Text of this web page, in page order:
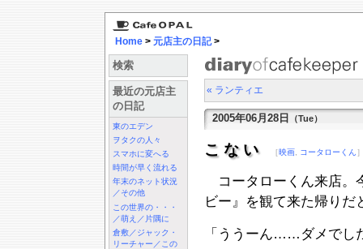
Home > 元店主の日記>
検索
最近の元店主
の日記
東のエデン
ヲタクの人々
スマホに変へる
時間が早く流れる
年末のネット状況
／その他
この世界の・・・
／萌え／片隅に
倉敷／ジャック・
リーチャー／この
« ランティエ
2005年06月28日 （Tue）
こない ［映画, コータローくん
コータローくん来店。
ビー』を観て来た帰りだ
「ううーん……ダメでし